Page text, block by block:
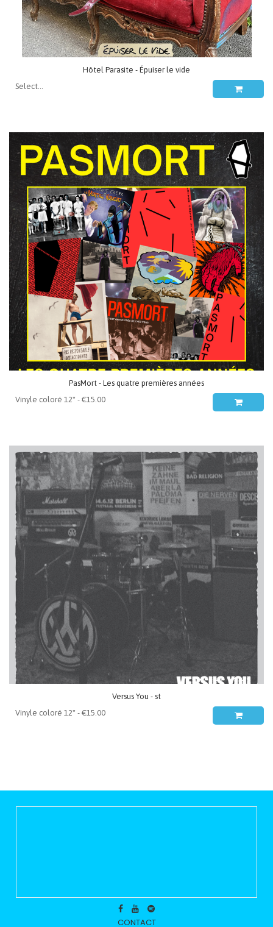
Hôtel Parasite - Épuiser le vide
PasMort - Les quatre premières années
Versus You - st
CONTACT